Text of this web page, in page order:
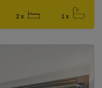
2 x 1 x